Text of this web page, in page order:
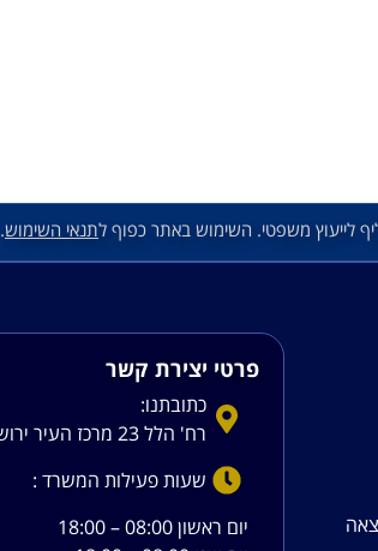
לייעוץ משפטי. השימוש באתר כפוף לתנאי השימוש.
פרטי יצירת קשר
כתובתנו:
רח' הלל 23 מרכז העיר ירושלים
שעות פעילות המשרד :
יום ראשון 08:00 – 18:00